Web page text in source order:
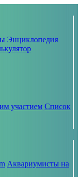
Энциклопедия
участием Список
Аквариумисты на